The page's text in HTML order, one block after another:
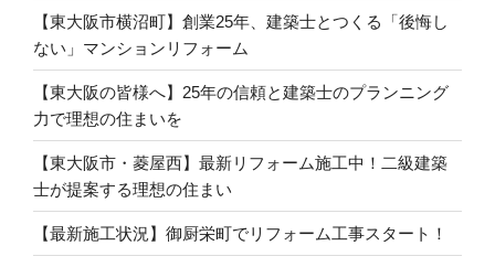
【東大阪市横沼町】創業25年、建築士とつくる「後悔し
ない」マンションリフォーム
【東大阪の皆様へ】25年の信頼と建築士のプランニング
力で理想の住まいを
【東大阪市・菱屋西】最新リフォーム施工中！二級建築
士が提案する理想の住まい
【最新施工状況】御厨栄町でリフォーム工事スタート！